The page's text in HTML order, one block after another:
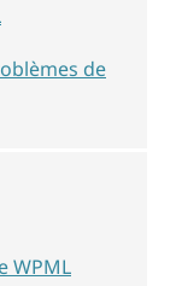
de
WPML